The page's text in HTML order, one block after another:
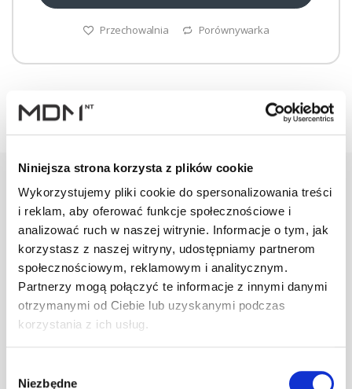
Niniejsza strona korzysta z plików cookie
Wykorzystujemy pliki cookie do spersonalizowania treści
i reklam, aby oferować funkcje społecznościowe i
analizować ruch w naszej witrynie. Informacje o tym, jak
korzystasz z naszej witryny, udostępniamy partnerom
społecznościowym, reklamowym i analitycznym.
Partnerzy mogą połączyć te informacje z innymi danymi
otrzymanymi od Ciebie lub uzyskanymi podczas
korzystania z ich usług.
zgody
Niezbędne
Przechowalnia Porównywarka
Warianty Opis Specyfikacja
PRODUKT JM ILOŚĆ
Kominek Virtum